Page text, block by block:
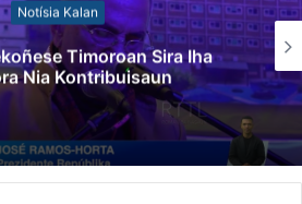
Notísia Kalan
Timoroan Sira Iha
Nia Kontribuisaun